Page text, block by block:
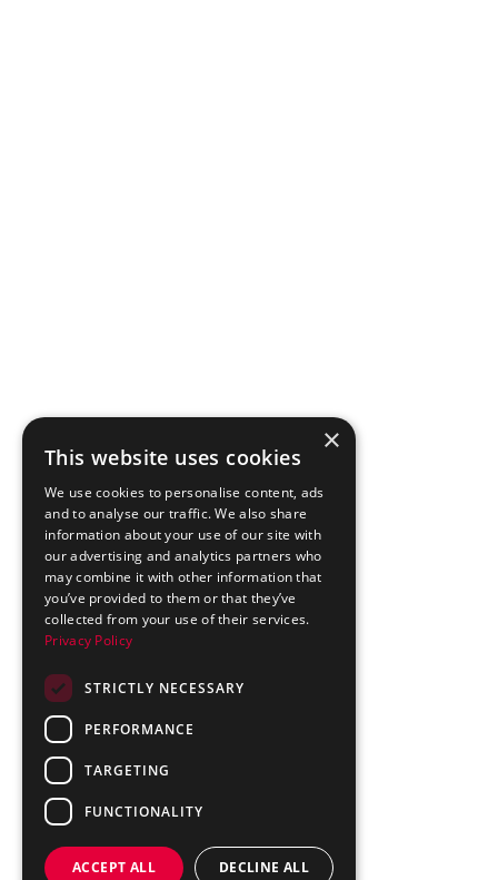
×
This website uses cookies
We use cookies to personalise content, ads
and to analyse our traffic. We also share
information about your use of our site with
our advertising and analytics partners who
may combine it with other information that
you’ve provided to them or that they’ve
collected from your use of their services.
Privacy Policy
STRICTLY NECESSARY
PERFORMANCE
TARGETING
FUNCTIONALITY
ACCEPT ALL DECLINE ALL